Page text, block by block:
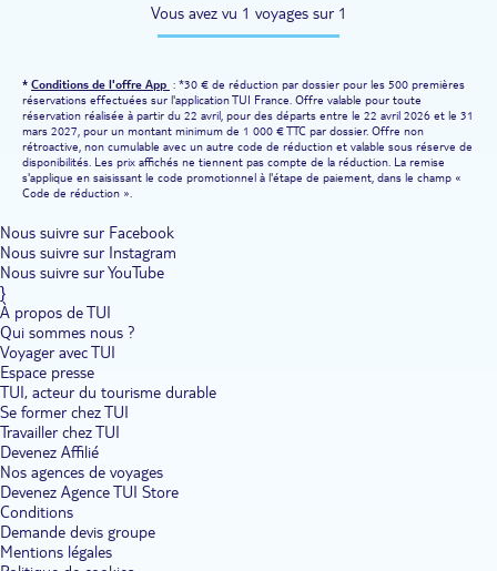
Vous avez vu 1 voyages sur 1
* Conditions de l'offre App : *30 € de réduction par dossier pour les 500 premières
réservations effectuées sur l'application TUI France. Offre valable pour toute
réservation réalisée à partir du 22 avril, pour des départs entre le 22 avril 2026 et le 31
mars 2027, pour un montant minimum de 1 000 € TTC par dossier. Offre non
rétroactive, non cumulable avec un autre code de réduction et valable sous réserve de
disponibilités. Les prix affichés ne tiennent pas compte de la réduction. La remise
s'applique en saisissant le code promotionnel à l'étape de paiement, dans le champ «
Code de réduction ».
Nous suivre sur Facebook
Nous suivre sur Instagram
Nous suivre sur YouTube
}
À propos de TUI
Qui sommes nous ?
Voyager avec TUI
Espace presse
TUI, acteur du tourisme durable
Se former chez TUI
Travailler chez TUI
Devenez Affilié
Nos agences de voyages
Devenez Agence TUI Store
Conditions
Demande devis groupe
Mentions légales